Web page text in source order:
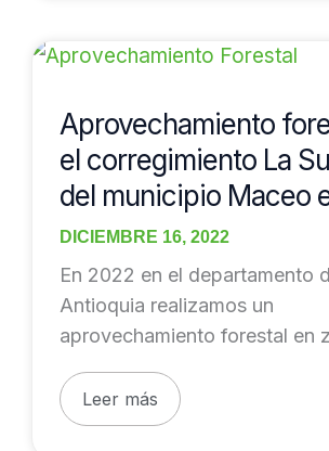
Aprovechamiento
el corregimiento La
del municipio Maceo
Antioquia
DICIEMBRE 16, 2022
En 2022 en el departamento
Antioquia realizamos un
aprovechamiento forestal en
alto
Aprovechamiento
el
corregimiento
La
Susana
del
municipio
Maceo
Leer más